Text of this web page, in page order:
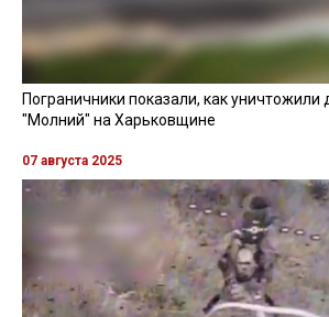
Пограничники показали, как уничтожили
"Молний" на Харьковщине
07 августа 2025